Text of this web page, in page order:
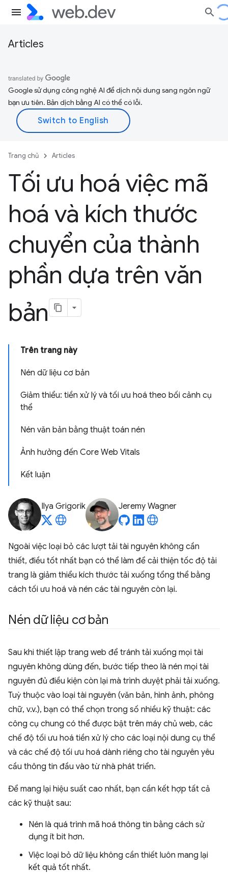
Articles
Google sử dụng công nghệ AI để dịch nội dung sang ngôn ngữ
bạn ưu tiên. Bản dịch bằng AI có thể có lỗi.
Trang chủ Articles
Tối ưu hoá việc mã
hoá và kích thước
chuyển của thành
phần dựa trên văn
bản
Trên trang này
Nén dữ liệu cơ bản
Giảm thiểu: tiền xử lý và tối ưu hoá theo bối cảnh cụ
thể
Nén văn bản bằng thuật toán nén
Ảnh hưởng đến Core Web Vitals
Kết luận
Ilya Grigorik Jeremy Wagner
Ngoài việc loại bỏ các lượt tải tài nguyên không cần
thiết, điều tốt nhất bạn có thể làm để cải thiện tốc độ tải
trang là giảm thiểu kích thước tải xuống tổng thể bằng
cách tối ưu hoá và nén các tài nguyên còn lại.
Nén dữ liệu cơ bản
Sau khi thiết lập trang web để tránh tải xuống mọi tài
nguyên không dùng đến, bước tiếp theo là nén mọi tài
nguyên đủ điều kiện còn lại mà trình duyệt phải tải xuống.
Tuỳ thuộc vào loại tài nguyên (văn bản, hình ảnh, phông
chữ, v.v.), bạn có thể chọn trong số nhiều kỹ thuật: các
công cụ chung có thể được bật trên máy chủ web, các
chế độ tối ưu hoá tiền xử lý cho các loại nội dung cụ thể
và các chế độ tối ưu hoá dành riêng cho tài nguyên yêu
cầu thông tin đầu vào từ nhà phát triển.
Để mang lại hiệu suất cao nhất, bạn cần kết hợp tất cả
các kỹ thuật sau:
Nén là quá trình mã hoá thông tin bằng cách sử
dụng ít bit hơn.
Việc loại bỏ dữ liệu không cần thiết luôn mang lại
kết quả tốt nhất.